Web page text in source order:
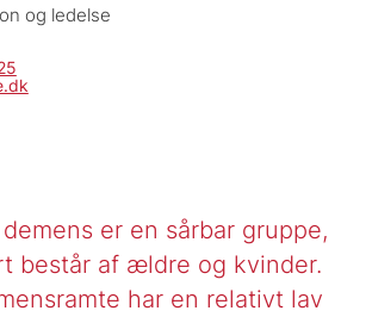
og ledelse
er en sårbar gruppe,
består af ældre og kvinder.
har en relativt lav